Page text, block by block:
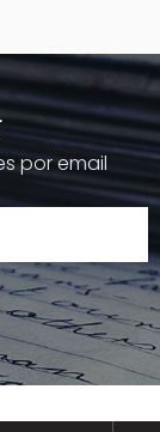
por email